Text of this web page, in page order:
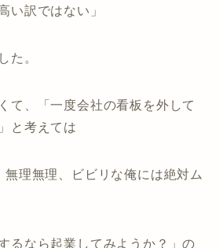
い訳ではない」
た。
て、「一度会社の看板を外して
と考えては
理無理、ビビリな俺には絶対ム
るなら起業してみようか？」の